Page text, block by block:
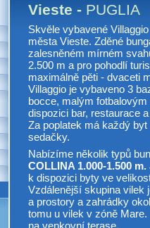
Vieste - PUGLIA
Skvěle vybavené
města Vieste. Zděné
zalesněném mírném
2.500 m a pro pohodlí
maximálně pěti - dvaceti
Villaggio je vybaveno 3
bocce, malým
dispozici bar, restaurace
Za poplatek má každý
sedačky.
Nabízíme několik typů
COLLINA 1.000-1.500 m.
k dispozici byty ve
Vzdálenější skupina vilek
a prostory a zahrádky
tomu u vilek v zóně